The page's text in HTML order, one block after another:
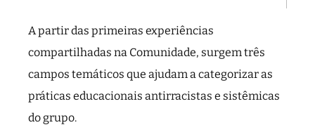
A partir das primeiras experiências
compartilhadas na Comunidade, surgem três
campos temáticos que ajudam a categorizar as
práticas educacionais antirracistas e sistêmicas
do grupo.